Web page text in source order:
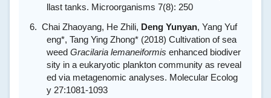
llast tanks. Microorganisms 7(8): 250
6. Chai Zhaoyang, He Zhili, Deng Yunyan, Yang Yuf
eng*, Tang Ying Zhong* (2018) Cultivation of sea
weed Gracilaria lemaneiformis enhanced biodiver
sity in a eukaryotic plankton community as reveal
ed via metagenomic analyses. Molecular Ecolog
y 27:1081-1093